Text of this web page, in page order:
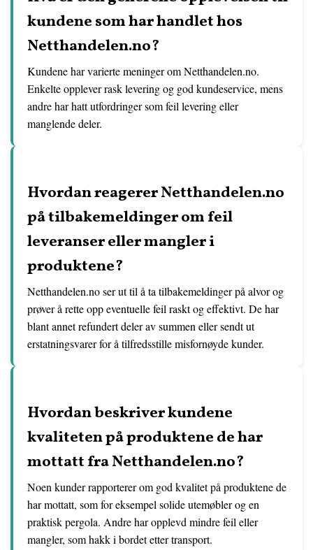
kundene som har handlet hos
Netthandelen.no?
Kundene har varierte meninger om Netthandelen.no.
Enkelte opplever rask levering og god kundeservice, mens
andre har hatt utfordringer som feil levering eller
manglende deler.
Hvordan reagerer Netthandelen.no
på tilbakemeldinger om feil
leveranser eller mangler i
produktene?
Netthandelen.no ser ut til å ta tilbakemeldinger på alvor og
prøver å rette opp eventuelle feil raskt og effektivt. De har
blant annet refundert deler av summen eller sendt ut
erstatningsvarer for å tilfredsstille misfornøyde kunder.
Hvordan beskriver kundene
kvaliteten på produktene de har
mottatt fra Netthandelen.no?
Noen kunder rapporterer om god kvalitet på produktene de
har mottatt, som for eksempel solide utemøbler og en
praktisk pergola. Andre har opplevd mindre feil eller
mangler, som hakk i bordet etter transport.